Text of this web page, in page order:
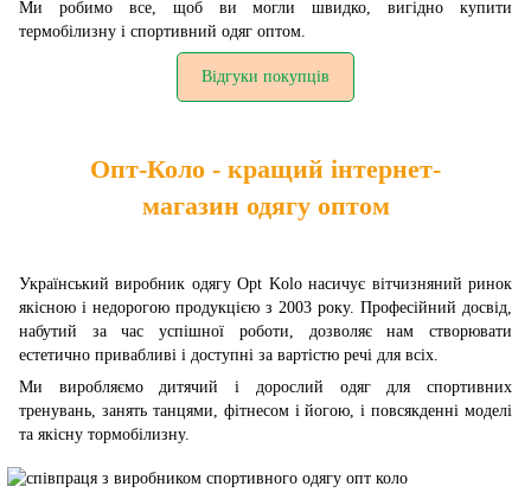
Ми робимо все, щоб ви могли швидко, вигідно купити
термобілизну і спортивний одяг оптом.
Відгуки покупців
Опт-Коло - кращий інтернет-
магазин одягу оптом
Український виробник одягу Opt Kolo насичує вітчизняний ринок
якісною і недорогою продукцією з 2003 року. Професійний досвід,
набутий за час успішної роботи, дозволяє нам створювати
естетично привабливі і доступні за вартістю речі для всіх.
Ми виробляємо дитячий і дорослий одяг для спортивних
тренувань, занять танцями, фітнесом і йогою, і повсякденні моделі
та якісну тормобілизну.